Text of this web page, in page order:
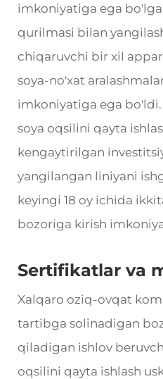
imkoniyatiga ega
qurilmasi bilan
chiqaruvchi bir xil
soya-no'xat
imkoniyatiga ega
soya oqsilini qayta
kengaytirilgan
yangilangan liniyani
keyingi 18 oy ichida
bozoriga kirish
Sertifikatlar va
Xalqaro oziq-ovqat
tartibga solinadigan
qiladigan ishlov
oqsilini qayta ishlash